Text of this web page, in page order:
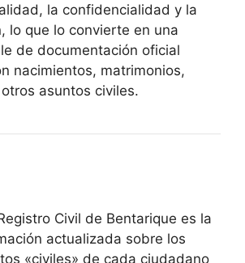
la confidencialidad y la
lo que lo convierte en una
de documentación oficial
nacimientos, matrimonios,
asuntos civiles.
Civil de Bentarique es la
actualizada sobre los
«civiles» de cada ciudadano